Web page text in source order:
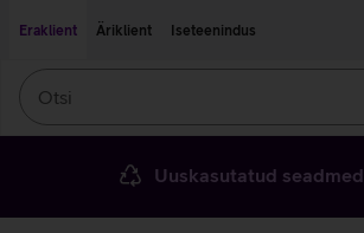
Eraklient
Äriklient Iseteenindus
Uuskasutatud seadmed